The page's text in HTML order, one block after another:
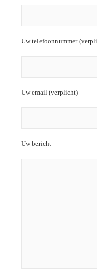
Uw telefoonnummer
Uw email (verplicht)
Uw bericht